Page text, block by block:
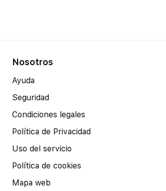
Nosotros
Ayuda
Seguridad
Condiciones legales
Política de Privacidad
Uso del servicio
Política de cookies
Mapa web